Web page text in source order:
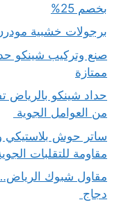
بخصم 25%
برجولات خشبية مودرن
صنع وتركيب شينكو
ممتازة
حداد شينكو بالرياض
من العوامل الجوية
ساتر حوش بلاستيكي
مقاومة للتقلبات
مقاول شبوك
دجاج